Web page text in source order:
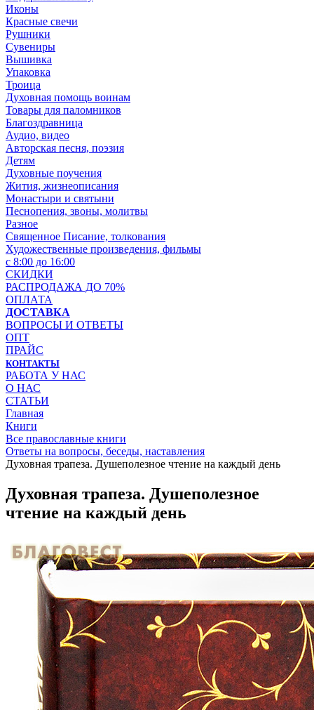
Иконы
Красные свечи
Рушники
Сувениры
Вышивка
Упаковка
Троица
Духовная помощь воинам
Товары для паломников
Благоздравница
Аудио, видео
Авторская песня, поэзия
Детям
Духовные поучения
Жития, жизнеописания
Монастыри и святыни
Песнопения, звоны, молитвы
Разное
Священное Писание, толкования
Художественные произведения, фильмы
с 8:00 до 16:00
СКИДКИ
РАСПРОДАЖА ДО 70%
ОПЛАТА
ДОСТАВКА
ВОПРОСЫ И ОТВЕТЫ
ОПТ
ПРАЙС
КОНТАКТЫ
РАБОТА У НАС
О НАС
СТАТЬИ
Главная
Книги
Все православные книги
Ответы на вопросы, беседы, наставления
Духовная трапеза. Душеполезное чтение на каждый день
Духовная трапеза. Душеполезное
чтение на каждый день